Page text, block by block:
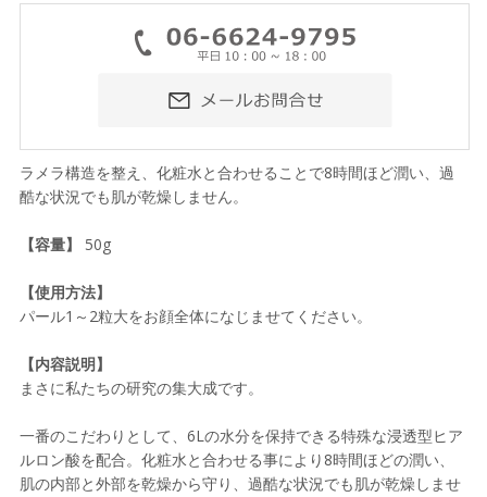
ラメラ構造を整え、化粧水と合わせることで8時間ほど潤い、過
酷な状況でも肌が乾燥しません。
【容量】 50g
【使用方法】
パール1～2粒大をお顔全体になじませてください。
【内容説明】
まさに私たちの研究の集大成です。
一番のこだわりとして、6Lの水分を保持できる特殊な浸透型ヒア
ルロン酸を配合。化粧水と合わせる事により8時間ほどの潤い、
肌の内部と外部を乾燥から守り、過酷な状況でも肌が乾燥しませ